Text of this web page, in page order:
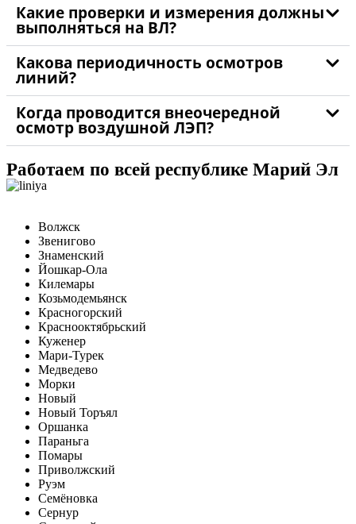
Какие проверки и измерения должны
выполняться на ВЛ?
Какова периодичность осмотров
линий?
Когда проводится внеочередной
осмотр воздушной ЛЭП?
Работаем по всей республике Марий Эл
Волжск
Звенигово
Знаменский
Йошкар-Ола
Килемары
Козьмодемьянск
Красногорский
Краснооктябрьский
Куженер
Мари-Турек
Медведево
Морки
Новый
Новый Торъял
Оршанка
Параньга
Помары
Приволжский
Руэм
Семёновка
Сернур